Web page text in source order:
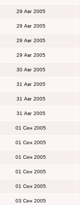
29 Авг 2005
29 Авг 2005
29 Авг 2005
29 Авг 2005
30 Авг 2005
31 Авг 2005
31 Авг 2005
31 Авг 2005
01 Сен 2005
01 Сен 2005
01 Сен 2005
01 Сен 2005
01 Сен 2005
03 Сен 2005